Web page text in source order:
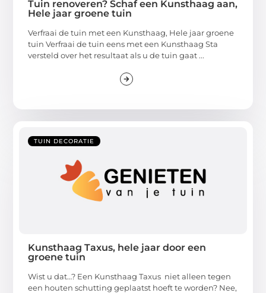
Tuin renoveren? Schaf een Kunsthaag aan,
Hele jaar groene tuin
Verfraai de tuin met een Kunsthaag, Hele jaar groene
tuin Verfraai de tuin eens met een Kunsthaag Sta
versteld over het resultaat als u de tuin gaat ...
TUIN DECORATIE
Kunsthaag Taxus, hele jaar door een
groene tuin
Wist u dat…? Een Kunsthaag Taxus niet alleen tegen
een houten schutting geplaatst hoeft te worden? Nee,